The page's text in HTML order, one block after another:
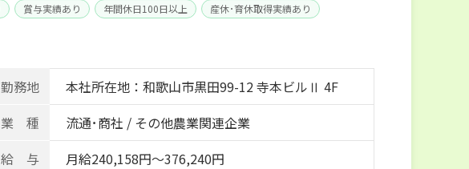
賞与実績あり 年間休日100日以上
産休･育休取得実績あり
勤務地
本社所在地：和歌山市黒田99-12 寺本ビルⅡ 4F
業 種
流通･商社 / その他農業関連企業
給 与
月給240,158円～376,240円